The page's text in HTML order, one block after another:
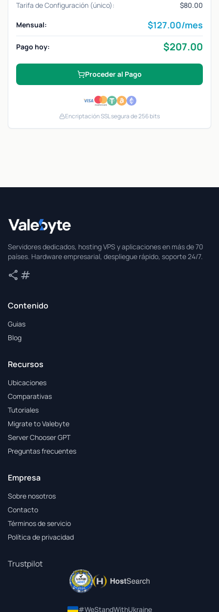
Tarifa de Configuración (único): $80.00
Mensual: $127.00/mes
Pago hoy: $207.00
Proceder al Pago
Encriptación SSL segura de 256 bits
Servidores dedicados, hosting VPS y aplicaciones en más de 70
países. Hardware empresarial, despliegue rápido, soporte 24/7.
share Compartir
tag
Contenido
Guias
Blog
Recursos
Ubicaciones
Comparativas
Tutoriales
Migrate to Valebyte
Server Chooser GPT
Preguntas frecuentes
Empresa
Sobre nosotros
Contacto
Términos de servicio
Política de privacidad
Trustpilot
#WeStandWithUkraine